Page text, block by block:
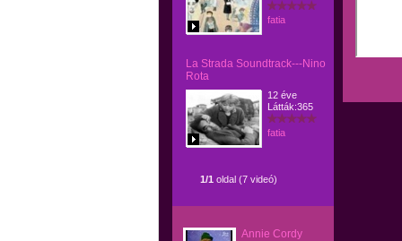
fatia
La Strada Soundtrack---Nino
Rota
12 éve
Látták:365
fatia
1/1 oldal (7 videó)
Annie Cordy